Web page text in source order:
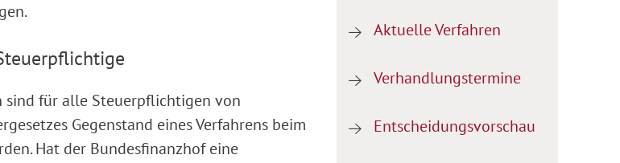
sind für alle Steuerpflichtigen von
Gegenstand eines Verfahrens beim
Hat der Bundesfinanzhof eine
Aktuelle Verfahren
Verhandlungstermine
Entscheidungsvorschau